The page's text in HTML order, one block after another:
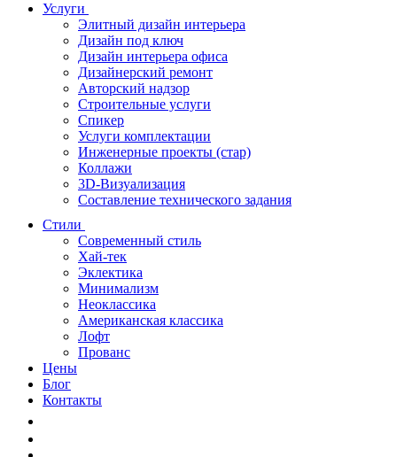
Услуги
Элитный дизайн интерьера
Дизайн под ключ
Дизайн интерьера офиса
Дизайнерский ремонт
Авторский надзор
Строительные услуги
Спикер
Услуги комплектации
Инженерные проекты (стар)
Коллажи
3D-Визуализация
Составление технического задания
Стили
Современный стиль
Хай-тек
Эклектика
Минимализм
Неоклассика
Американская классика
Лофт
Прованс
Цены
Блог
Контакты